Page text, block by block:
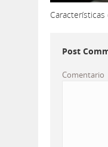
Post
Comentario